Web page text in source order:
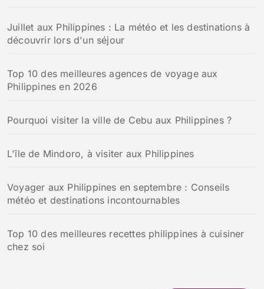
Juillet aux Philippines : La météo et les destinations à
découvrir lors d'un séjour
Top 10 des meilleures agences de voyage aux
Philippines en 2026
Pourquoi visiter la ville de Cebu aux Philippines ?
L'île de Mindoro, à visiter aux Philippines
Voyager aux Philippines en septembre : Conseils
météo et destinations incontournables
Top 10 des meilleures recettes philippines à cuisiner
chez soi